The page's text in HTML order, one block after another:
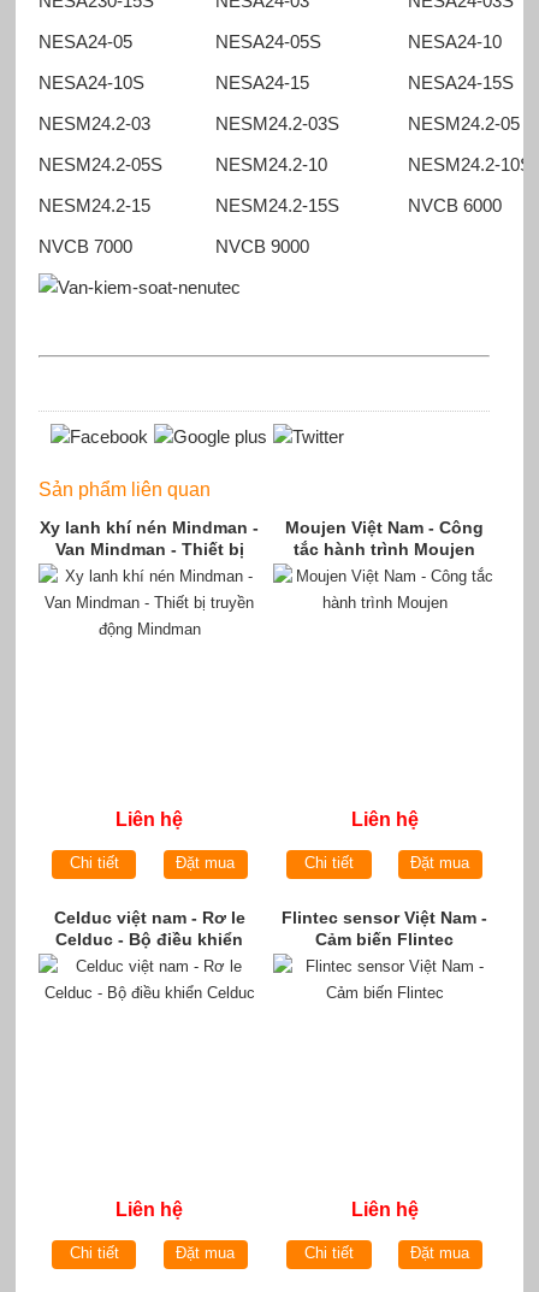
NESA24-05
NESA24-05S
NESA24-10
NESA24-10S
NESA24-15
NESA24-15S
NESM24.2-03
NESM24.2-03S
NESM24.2-05
NESM24.2-05S
NESM24.2-10
NESM24.2-10S
NESM24.2-15
NESM24.2-15S
NVCB 6000
NVCB 7000
NVCB 9000
Sản phẩm liên quan
Xy lanh khí nén Mindman -
Van Mindman - Thiết bị
truyền động Mindman
Liên hệ
Chi tiết Đặt mua
Moujen Việt Nam - Công
tắc hành trình Moujen
Liên hệ
Chi tiết Đặt mua
Celduc việt nam - Rơ le
Celduc - Bộ điều khiển
Celduc
Liên hệ
Chi tiết Đặt mua
Flintec sensor Việt Nam -
Cảm biến Flintec
Liên hệ
Chi tiết Đặt mua